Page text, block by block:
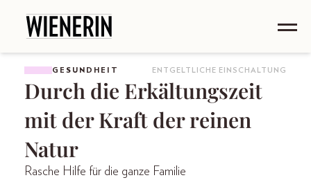
GESUNDHEIT ENTGELTLICHE EINSCHALTUNG
Durch die Erkältungszeit
mit der Kraft der reinen
Natur
Rasche Hilfe für die ganze Familie